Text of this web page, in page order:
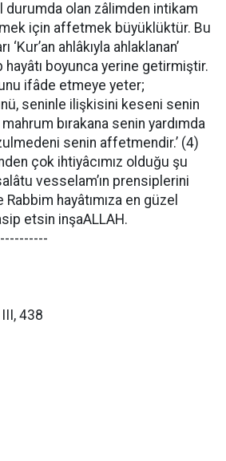
durumda olan zâlimden intikam
için affetmek büyüklüktür. Bu
‘Kur’an ahlâkıyla ahlaklanan’
boyunca yerine getirmiştir.
ifâde etmeye yeter;
seninle ilişkisini keseni senin
bırakana senin yardımda
senin affetmendir.’ (4)
çok ihtiyâcımız olduğu şu
vesselam’ın prensiplerini
hayâtımıza en güzel
etsin inşaALLAH.
438